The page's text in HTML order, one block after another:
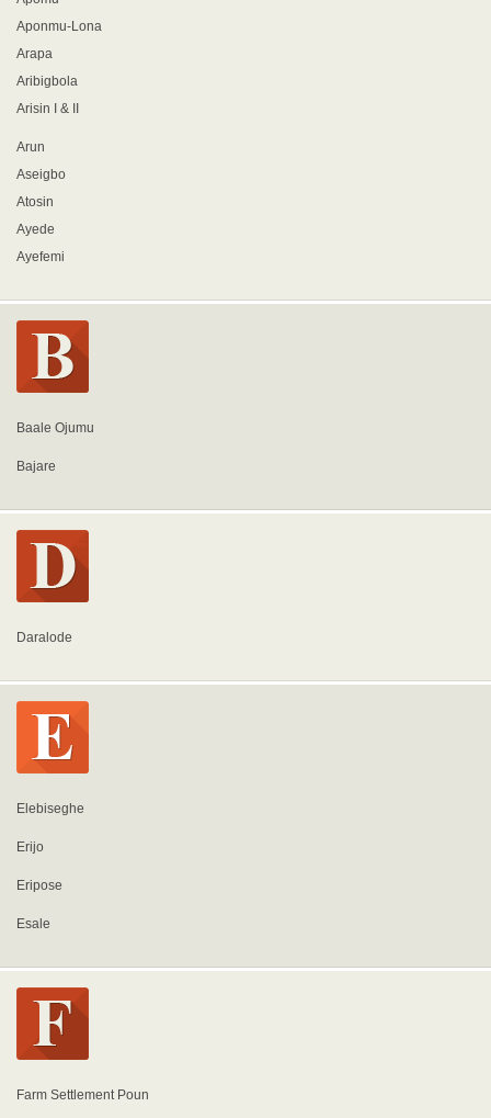
Aponmu-Lona
Arapa
Aribigbola
Arisin I & II
Arun
Aseigbo
Atosin
Ayede
Ayefemi
Baale Ojumu
Bajare
Daralode
Elebiseghe
Erijo
Eripose
Esale
Farm Settlement Poun